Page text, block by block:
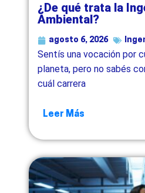
¿De qué trata la
Ambiental?
agosto 6, 2026
Sentís una vocación por
planeta, pero no sabés
cuál carrera
Leer Más